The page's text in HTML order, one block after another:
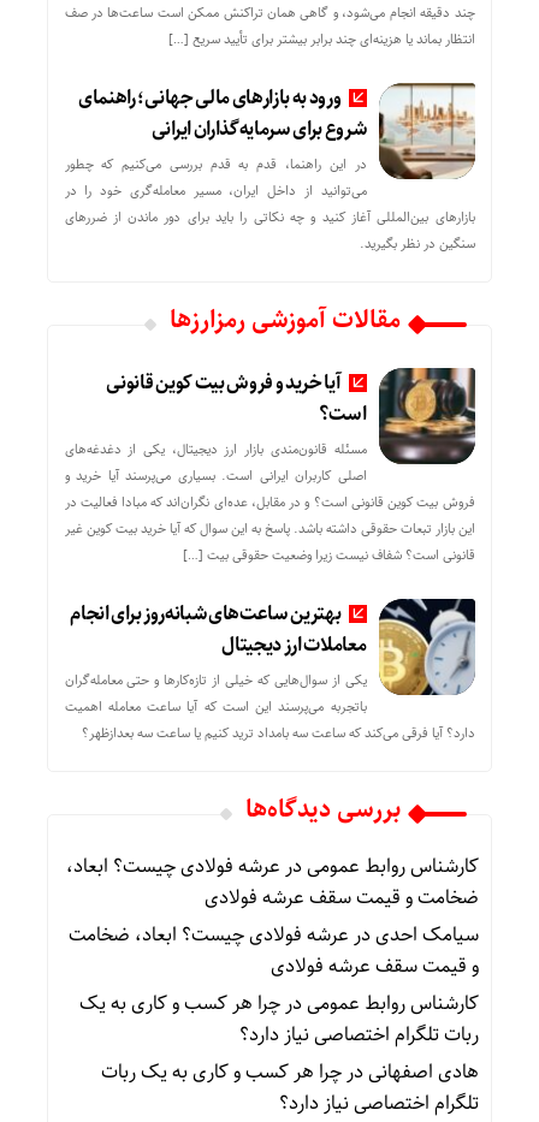
چند دقیقه انجام می‌شود، و گاهی همان تراکنش ممکن است ساعت‌ها در صف
انتظار بماند یا هزینه‌ای چند برابر بیشتر برای تأیید سریع […]
ورود به بازارهای مالی جهانی؛ راهنمای
شروع برای سرمایه‌گذاران ایرانی
در این راهنما، قدم به قدم بررسی می‌کنیم که چطور
می‌توانید از داخل ایران، مسیر معامله‌گری خود را در
بازارهای بین‌المللی آغاز کنید و چه نکاتی را باید برای دور ماندن از ضررهای
سنگین در نظر بگیرید.
مقالات آموزشی رمزارزها
آیا خرید و فروش بیت کوین قانونی
است؟
مسئله قانون‌مندی بازار ارز دیجیتال، یکی از دغدغه‌های
اصلی کاربران ایرانی است. بسیاری می‌پرسند آیا خرید و
فروش بیت کوین قانونی است؟ و در مقابل، عده‌ای نگران‌اند که مبادا فعالیت در
این بازار تبعات حقوقی داشته باشد. پاسخ به این سوال که آیا خرید بیت کوین غیر
قانونی است؟ شفاف نیست زیرا وضعیت حقوقی بیت‌ […]
بهترین ساعت‌های شبانه‌روز برای انجام
معاملات ارز دیجیتال
یکی از سوال‌هایی که خیلی از تازه‌کارها و حتی معامله‌گران
باتجربه می‌پرسند این است که آیا ساعت معامله اهمیت
دارد؟ آیا فرقی می‌کند که ساعت سه بامداد ترید کنیم یا ساعت سه بعدازظهر؟
بررسی دیدگاه‌ها
کارشناس روابط عمومیدر عرشه فولادی چیست؟ ابعاد،
ضخامت و قیمت سقف عرشه فولادی
سیامک احدیدر عرشه فولادی چیست؟ ابعاد، ضخامت
و قیمت سقف عرشه فولادی
کارشناس روابط عمومیدرچرا هر کسب‌ و کاری به یک
ربات تلگرام اختصاصی نیاز دارد؟
هادی اصفهانیدرچرا هر کسب‌ و کاری به یک ربات
تلگرام اختصاصی نیاز دارد؟